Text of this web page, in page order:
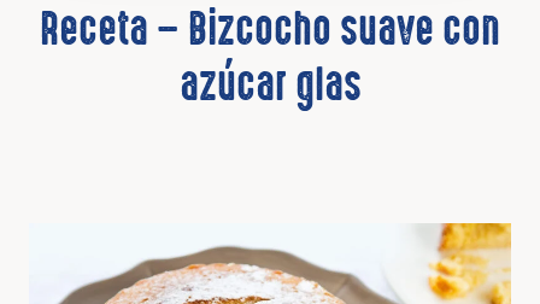
Receta – Bizcocho suave con
azúcar glas